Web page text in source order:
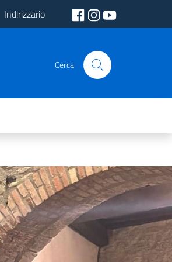
Indirizzario
Cerca